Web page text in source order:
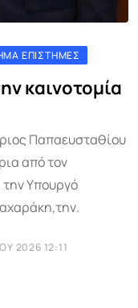
ΕΠΙΣΤΉΜΕΣ
καινοτομία
Παπαευσταθίου
από τον
Υπουργό
2026 12:11